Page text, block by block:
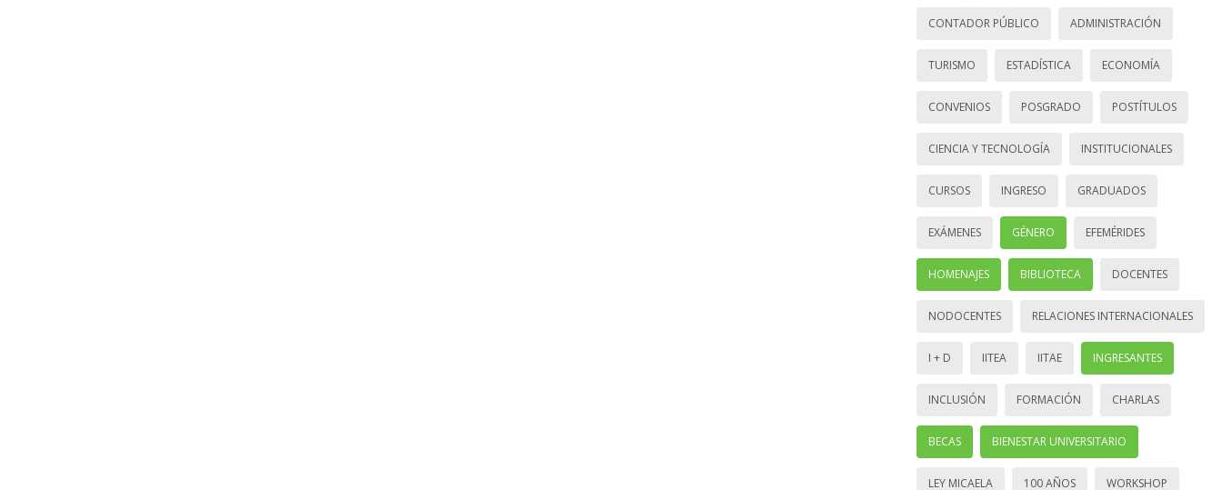
CONTADOR PÚBLICO ADMINISTRACIÓN
TURISMO ESTADÍSTICA ECONOMÍA
CONVENIOS POSGRADO POSTÍTULOS
CIENCIA Y TECNOLOGÍA INSTITUCIONALES
CURSOS INGRESO GRADUADOS
EXÁMENES GÉNERO EFEMÉRIDES
HOMENAJES BIBLIOTECA DOCENTES
NODOCENTES RELACIONES INTERNACIONALES
I + D IITEA IITAE INGRESANTES
INCLUSIÓN FORMACIÓN CHARLAS
BECAS BIENESTAR UNIVERSITARIO
LEY MICAELA 100 AÑOS WORKSHOP